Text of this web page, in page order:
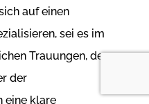
auf einen
sei es im
Trauungen, der
der
eine klare